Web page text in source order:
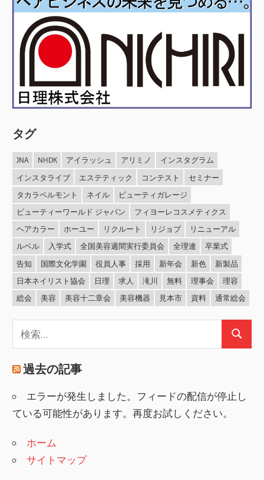
タグ
JNA NHDK アイラッシュ アリミノ
インスタグラム
インスタライブ
エステティック コンテスト
セミナー
タカラベルモント
ネイル
ビューティガレージ
ビューティーワールド ジャパン
フィヨーレコスメティクス
ヘアカラー
ホーユー リクルート リジョブ
リニューアル
ルベル
入学式 全国美容週間実行委員会 全理連
卒業式
告知
国際文化学園 役員人事 採用 新年会 新色
新製品
日本ネイリスト協会
日理 求人 滝川 無料 理事会
理容
総会
美容 美容十二章会 美容機器 見本市 資料 通常総会
検
過去の記事
エラーが発生しました。フィードの配信が停止し
ている可能性があります。再度お試しください。
ホーム
サイトマップ